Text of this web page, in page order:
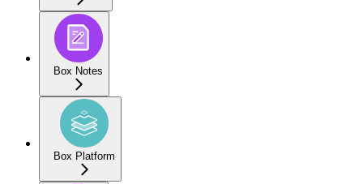
Box Notes
Box Platform